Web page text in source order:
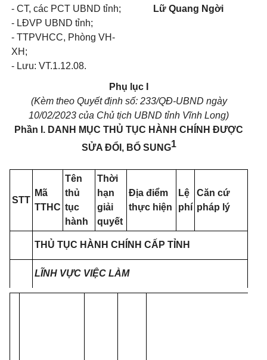
- CT, các PCT UBND tỉnh;
- LĐVP UBND tỉnh;
- TTPVHCC, Phòng VH-
XH;
- Lưu: VT.1.12.08.
Lữ Quang Ngời
Phụ lục
(Kèm theo Quyết định số: 233/QĐ-UBND ngày
10/02/2023 của Chủ tịch UBND tỉnh Vĩnh Long)
Phần I. DANH MỤC THỦ TỤC HÀNH CHÍNH ĐƯỢC
SỬA ĐỔI, BỔ SUNG1
STT
Mã
TTHC
Tên
thủ
tục
hành
Thời
hạn
giải
quyết
Địa điểm
thực hiện
Lệ
phí
Căn cứ
pháp lý
THỦ TỤC HÀNH CHÍNH CẤP TỈNH
LĨNH VỰC VIỆC LÀM